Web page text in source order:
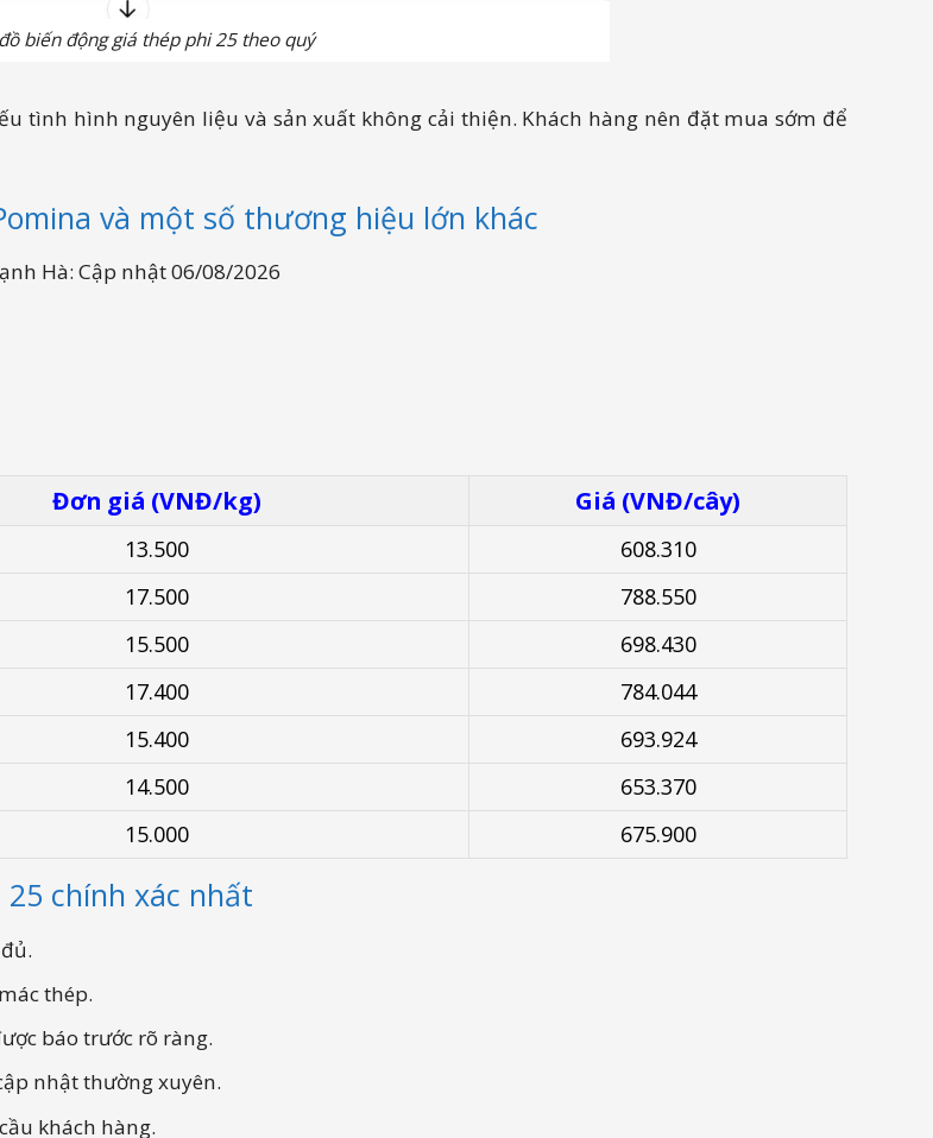
biến động giá thép phi 25 theo quý
tình hình nguyên liệu và sản xuất không cải thiện. Khách hàng nên đặt mua sớm để
và một số thương hiệu lớn khác
Hà: Cập nhật 06/08/2026
Đơn giá (VNĐ/kg) Giá (VNĐ/cây)
13.500
608.310
17.500
788.550
15.500
698.430
17.400
784.044
15.400
693.924
14.500
653.370
15.000 675.900
chính xác nhất
thép.
báo trước rõ ràng.
nhật thường xuyên.
khách hàng.